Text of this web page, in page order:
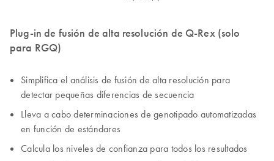
Plug-in de fusión de alta resolución de Q-Rex (solo
para RGQ)
Simplifica el análisis de fusión de alta resolución para
detectar pequeñas diferencias de secuencia
Lleva a cabo determinaciones de genotipado automatizadas
en función de estándares
Calcula los niveles de confianza para todos los resultados